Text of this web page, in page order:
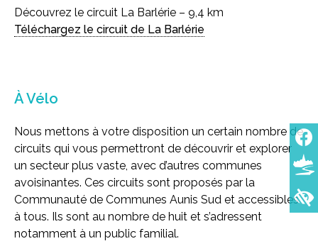
Découvrez le circuit La Barlérie – 9,4 km
Téléchargez le circuit de La Barlérie
À Vélo
Nous mettons à votre disposition un certain nombre de
circuits qui vous permettront de découvrir et explorer
un secteur plus vaste, avec d’autres communes
avoisinantes. Ces circuits sont proposés par la
Communauté de Communes Aunis Sud et accessibles
à tous. Ils sont au nombre de huit et s’adressent
notamment à un public familial.